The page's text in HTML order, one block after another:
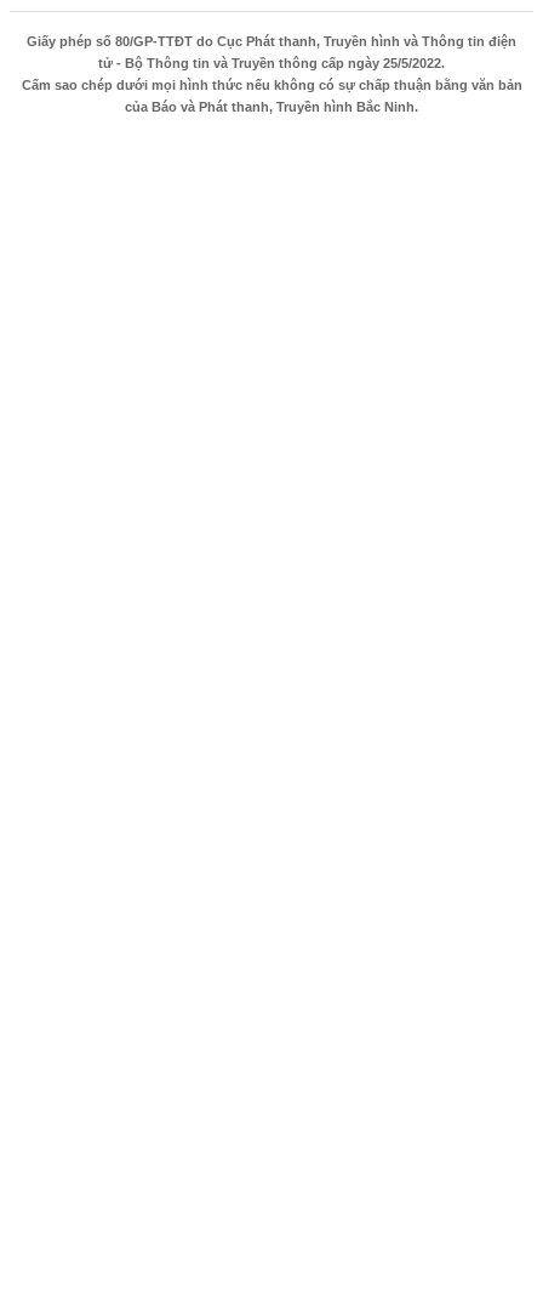
Giấy phép số 80/GP-TTĐT do Cục Phát thanh, Truyền hình và Thông tin điện
tử - Bộ Thông tin và Truyền thông cấp ngày 25/5/2022.
Cấm sao chép dưới mọi hình thức nếu không có sự chấp thuận bằng văn bản
của Báo và Phát thanh, Truyền hình Bắc Ninh.